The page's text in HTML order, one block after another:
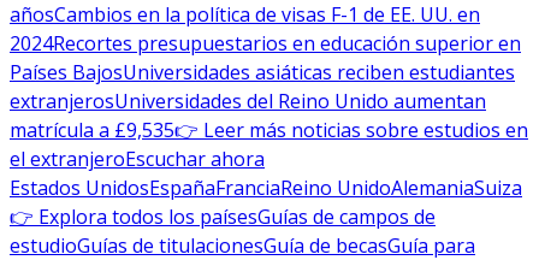
añosCambios en la política de visas F-1 de EE. UU. en
2024Recortes presupuestarios en educación superior en
Países BajosUniversidades asiáticas reciben estudiantes
extranjerosUniversidades del Reino Unido aumentan
matrícula a £9,535👉 Leer más noticias sobre estudios en
el extranjeroEscuchar ahora
Estados UnidosEspañaFranciaReino UnidoAlemaniaSuiza
👉 Explora todos los paísesGuías de campos de
estudioGuías de titulacionesGuía de becasGuía para